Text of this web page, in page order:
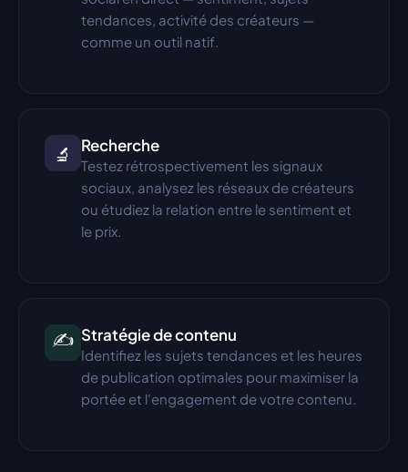
tendances, activité des créateurs —
comme un outil natif.
🔬 Recherche
Testez rétrospectivement les signaux
sociaux, analysez les réseaux de créateurs
ou étudiez la relation entre le sentiment et
le prix.
✍️ Stratégie de contenu
Identifiez les sujets tendances et les heures
de publication optimales pour maximiser la
portée et l'engagement de votre contenu.